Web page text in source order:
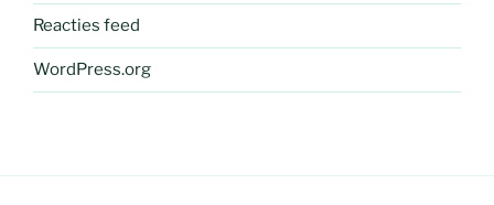
Reacties feed
WordPress.org